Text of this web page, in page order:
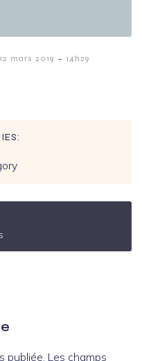
12 mars 2019 - 14h29
publiée. Les champs